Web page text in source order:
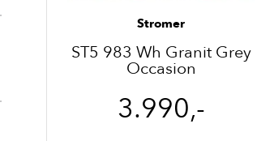
Stromer
ST5 983 Wh Granit Grey
Occasion
3.990,-